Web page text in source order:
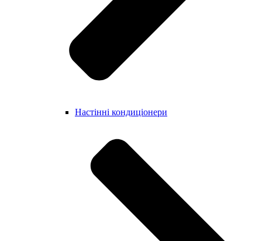
Настінні кондиціонери